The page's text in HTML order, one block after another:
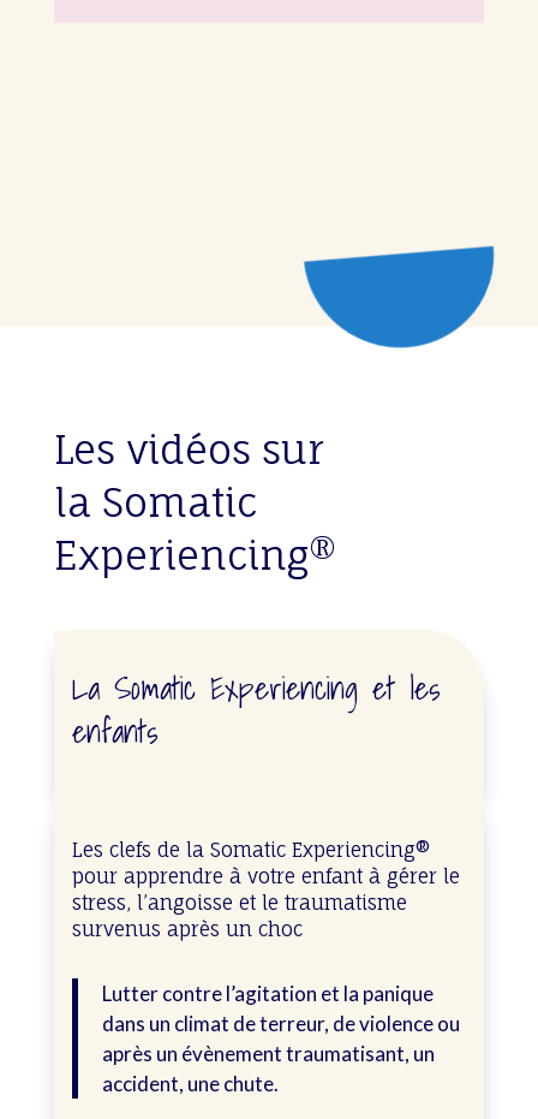
Les vidéos sur
la Somatic
Experiencing®
La Somatic Experiencing et les
enfants
Les clefs de la Somatic Experiencing®
pour apprendre à votre enfant à gérer le
stress, l’angoisse et le traumatisme
survenus après un choc
Lutter contre l’agitation et la panique
dans un climat de terreur, de violence ou
après un évènement traumatisant, un
accident, une chute.